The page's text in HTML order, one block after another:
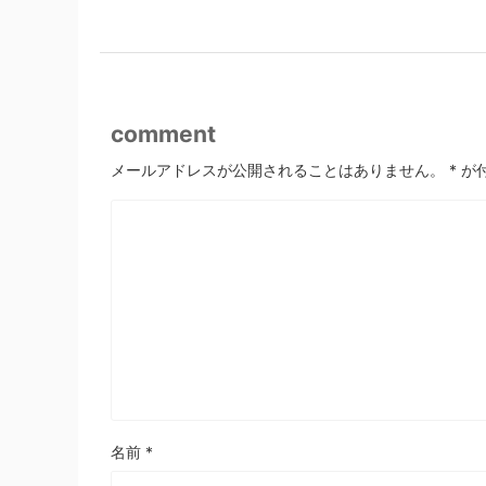
comment
メールアドレスが公開されることはありません。 * が
名前 *